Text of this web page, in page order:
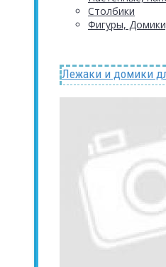
Столбики
Фигуры,
Лежаки и домики